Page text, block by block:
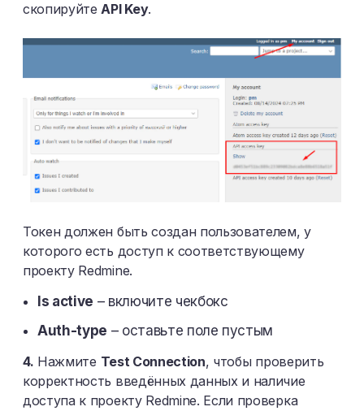
скопируйтеAPI Key.
Токен должен быть создан пользователем, у
которого есть доступ к соответствующему
проекту Redmine.
Is active – включите чекбокс
Auth-type – оставьте поле пустым
4. Нажмите Test Connection, чтобы проверить
корректность введённых данных и наличие
доступа к проекту Redmine. Если проверка